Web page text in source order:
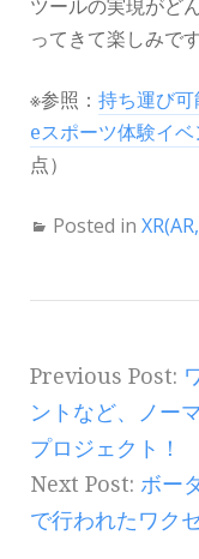
ツールの実現がど
ってきて楽しみです
※参照： 持ち運び
eスポーツ体験イ
点）
Posted in
Previous Post:
ントなど、ノー
プロジェクト！
Next Post: ボー
で行われたワク